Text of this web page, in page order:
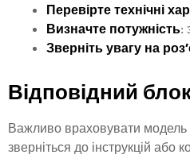
Перевірте технічні
Визначте потужність:
Зверніть увагу на
Відповідний
Важливо враховувати модель
зверніться до інструкцій або